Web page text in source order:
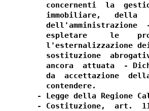
concernenti  la
immobiliare,   della
dell'amministrazione
espletare     le
l'esternalizzazione
sostituzione
ancora  attuata  -
da  accettazione
  contendere.
- Legge della Regione
- Costituzione,  art.